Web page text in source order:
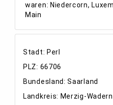
waren: Niedercorn,
Main
Stadt: Perl
PLZ: 66706
Bundesland: Saarland
Landkreis: Merzig-Wadern